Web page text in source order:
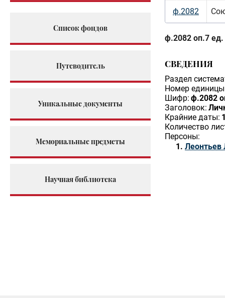
Список фондов
Путеводитель
Уникальные документы
Мемориальные предметы
Научная библиотека
ф.2082
ф.2082 оп.7 ед.
СВЕДЕНИЯ
Раздел
Номер единицы
Шифр: ф.2082
Заголовок:
Крайние даты:
Количество
Персоны:
Леонтьев